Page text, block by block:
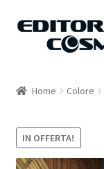
Vai
Vai
Carrello
Home Colore
IN OFFERTA!